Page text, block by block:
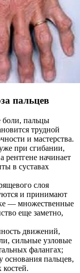
пальцев
боли, пальцы
трудной
и мастерства.
при сгибании,
рентгене начинает
в суставах
слоя
и принимают
— множественные
еще заметно,
движений,
сильные узловые
фалангах;
пальцев,
костей.